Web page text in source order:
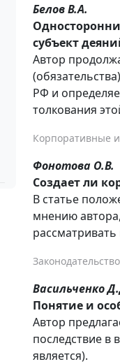
Белов В.А.
субъект
Автор
РФ и
толкования
Корпоративные
Фонотова О.В.
Создает ли
В статье
мнению
Васильченко
Понятие и
Автор
последствие в
является).